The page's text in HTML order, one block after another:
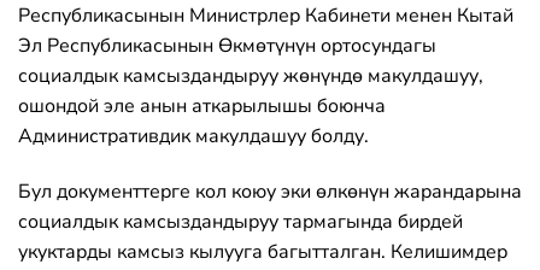
Республикасынын Министрлер Кабинети менен Кытай
Эл Республикасынын Өкмөтүнүн ортосундагы
социалдык камсыздандыруу жөнүндө макулдашуу,
ошондой эле анын аткарылышы боюнча
Административдик макулдашуу болду.
Бул документтерге кол коюу эки өлкөнүн жарандарына
социалдык камсыздандыруу тармагында бирдей
укуктарды камсыз кылууга багытталган. Келишимдер